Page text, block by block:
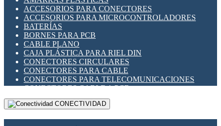
INDICADORES PARA PANEL
INTERFACES DE RELÉ
INTERRUPTORES FIN DE CARRERA
LLAVES CONMUTADORAS
MEDIDORES DE ENERGÍA Y TC'S DE CORRIENTE
MOTORES PASO A PASO
PANTALLAS HMI
PLC -CONTROLADORES LÓGICO PROGRAMABLES
PROGRAMADORES DE HORARIO
RELÉS DE PROTECCIÓN
SENSORES CAPACITIVOS
ACCESORIOS PARA CONECTORES
ACCESORIOS PARA MICROCONTROLADORES
BATERÍAS
BORNES PARA PCB
CABLE PLANO
CAJA PLÁSTICA PARA RIEL DIN
CONECTORES CIRCULARES
CONECTORES PARA CABLE
CONECTORES PARA TELECOMUNICACIONES
CONECTORES CABLE A PCB
CONECTORES PCB A CABLE
DIP SWITCHESCONECTIVIDAD